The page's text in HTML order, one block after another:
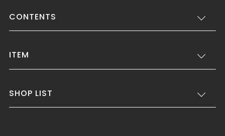
CONTENTS
ITEM
SHOP LIST